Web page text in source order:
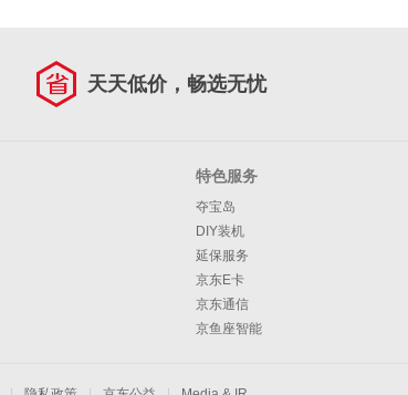
天天低价，畅选无忧
特色服务
夺宝岛
DIY装机
延保服务
京东E卡
京东通信
京鱼座智能